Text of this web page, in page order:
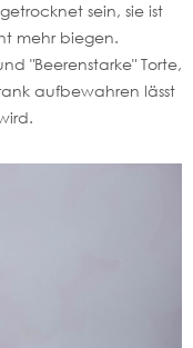
sein, sie ist
mehr biegen.
"Beerenstarke" Torte,
aufbewahren lässt